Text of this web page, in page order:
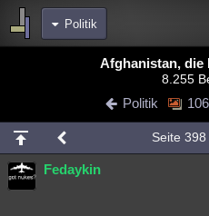
Politik
Chat Wiki Neuigkeiten
meine Rubriken
Menschen Wissenschaft
Afghanistan,
8.255
Politik
Seite 398
Fedaykin